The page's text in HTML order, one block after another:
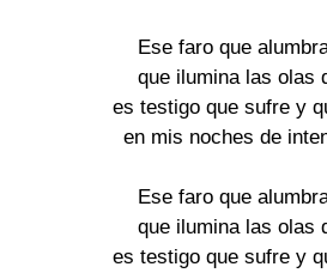
Ese faro que
que ilumina las olas
es testigo que sufre y
en mis noches de
Ese faro que
que ilumina las olas
es testigo que sufre y